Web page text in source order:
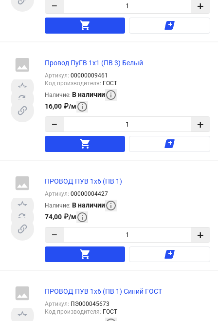
− +
Провод ПуГВ 1х1 (ПВ 3) Белый
Артикул: 00000009461
Код производителя: ГОСТ
Наличие: В наличии
16,00 ₽/м
− +
ПРОВОД ПУВ 1х6 (ПВ 1)
Артикул: 00000004427
Наличие: В наличии
74,00 ₽/м
− +
ПРОВОД ПУВ 1х6 (ПВ 1) Синий ГОСТ
Артикул: ПЭ000045673
Код производителя: ГОСТ